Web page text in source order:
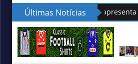
Últimas Notícias
Sudu apresenta as novas